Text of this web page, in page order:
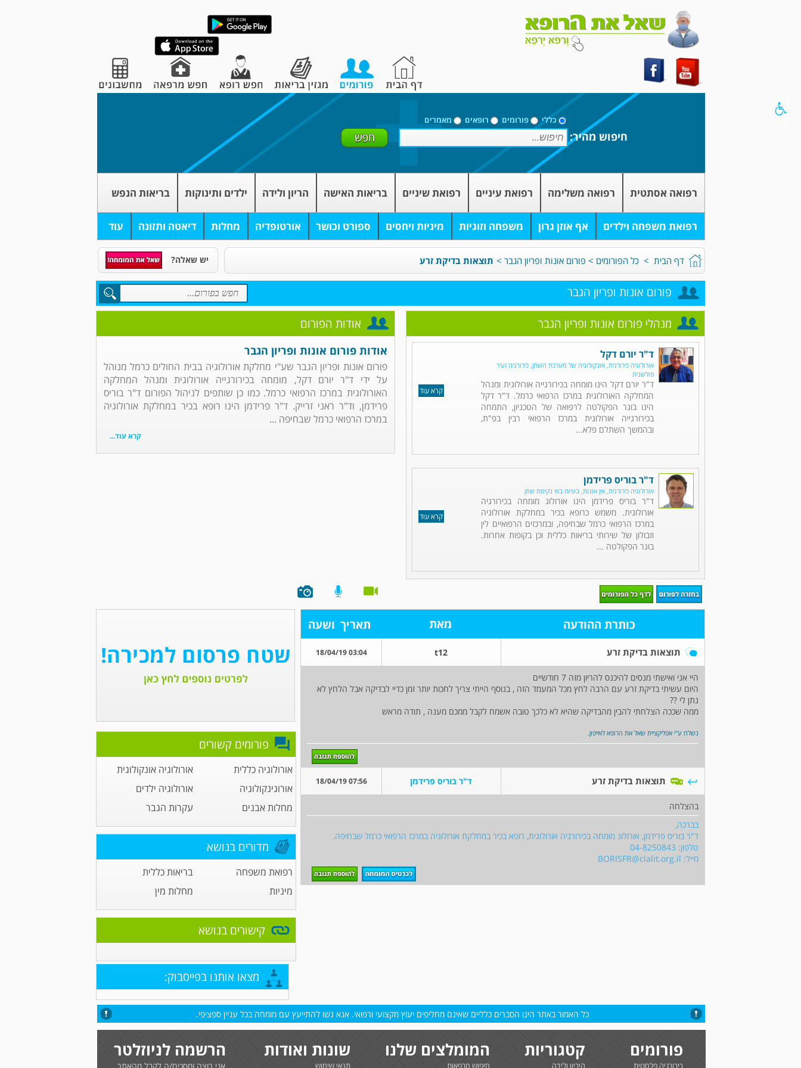
כללי פורומים רופאים מאמרים
חיפוש מהיר:
רפואה אסתטית רפואה משלימה רפואת עיניים רפואת שיניים בריאות האישה הריון ולידה ילדים ותינוקות בריאות הנפש
רפואת משפחה וילדים אף אוזן גרון משפחה וזוגיות מיניות ויחסים ספורט וכושר אורטופדיה מחלות דיאטה ותזונה עוד
דף הבית > כל הפורומים > פורום אונות ופריון הגבר > תוצאות בדיקת זרע יש שאלה?
פורום אונות ופריון הגבר
אודות הפורום
אודות פורום אונות ופריון הגבר
פורום אונות ופריון הגבר שע"י מחלקת אורולוגיה בבית החולים כרמל מנוהל
על ידי ד"ר יורם דקל, מומחה בכירורגייה אורולוגית ומנהל המחלקה
האורולוגית במרכז הרפואי כרמל. כמו כן שותפים לניהול הפורום ד"ר בוריס
פרידמן, וד"ר ראני זרייק. ד"ר פרידמן הינו רופא בכיר במחלקת אורולוגיה
במרכז הרפואי כרמל שבחיפה ...
קרא עוד...
מנהלי פורום אונות ופריון הגבר
קרא עוד
ד"ר יורם דקל
אורולוגיה כירורגית, אונקולוגיה של מערכת השתן, כירורגיה זעיר
פולשנית
ד"ר יורם דקל הינו מומחה בכירורגייה אורולוגית ומנהל
המחלקה האורולוגית במרכז הרפואי כרמל. ד"ר דקל
הינו בוגר הפקולטה לרפואה של הטכניון, התמחה
בכירורגייה אורולוגית במרכז הרפואי רבין בפ"ת,
ובהמשך השתלם פלא...
קרא עוד
ד"ר בוריס פרידמן
אורולוגיה כירורגית, אין אונות, בעיות באי נקיטת שתן
ד"ר בוריס פרידמן הינו אורולוג מומחה בכירורגיה
אורולוגית. משמש כרופא בכיר במחלקת אורולוגיה
במרכז הרפואי כרמל שבחיפה, ובמרכזים הרפואיים לין
וזבולון של שירותי בריאות כללית וכן בקופות אחרות.
בוגר הפקולטה ...
כותרת ההודעה מאת תאריך ושעה
תוצאות בדיקת זרע t12
03:04 18/04/19
היי אני ואישתי מנסים להיכנס להריון מזה 7 חודשיים
היום עשיתי בדיקת זרע עם הרבה לחץ מכל המעמד הזה , בנוסף הייתי צריך לחכות יותר זמן כדיי לבדיקה אבל הלחץ לא
נתן לי ??
ממה שככה הצלחתי להבין מהבדיקה שהיא לא כלכך טובה אשמח לקבל ממכם מענה , תודה מראש
נשלח ע"י אפליקציית שאל את הרופא לאייפון.
תוצאות בדיקת זרע ד"ר בוריס פרידמן 07:56 18/04/19
בהצלחה
בברכה,
ד"ר בוריס פרידמן, אורולוג מומחה בכירורגיה אורולוגית, רופא בכיר במחלקת אורולוגיה במרכז הרפואי כרמל שבחיפה.
טלפון: 04-8250843
מייל: BORISFR@clalit.org.il
פורומים קשורים
אורולוגיה כללית
אורולוגיה אונקולוגית
אורוגינקולוגיה
אורולוגיה ילדים
מחלות אבנים
עקרות הגבר
מדורים בנושא
רפואת משפחה
בריאות כללית
מיניות
מחלות מין
קישורים בנושא
מצאו אותנו בפייסבוק:
כל האמור באתר הינו הסברים כלליים שאינם מחליפים יעוץ מקצועי ורפואי. אנא גשו להתייעץ עם מומחה בכל עניין ספציפי.
פורומים
כירורגיה פלסטית
קטגוריות
היריון ולידה
המומלצים שלנו
חיפוש מרפאות
שונות ואודות
תנאי שימוש
הרשמה לניוזלטר